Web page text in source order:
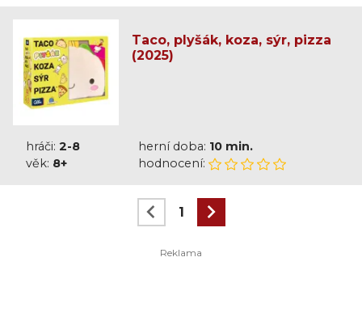
Taco, plyšák, koza, sýr, pizza
(2025)
hráči: 2-8 herní doba: 10 min.
věk: 8+ hodnocení:
1